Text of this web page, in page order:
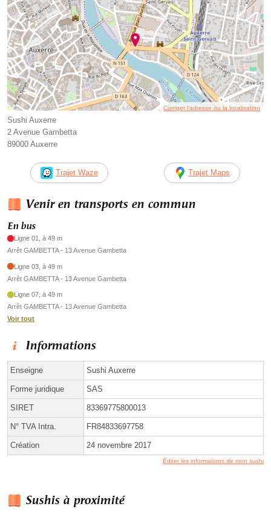
Corriger l’adresse ou la localisation
Sushi Auxerre
2 Avenue Gambetta
89000 Auxerre
Trajet Waze Trajet Maps
Venir en transports en commun
En bus
Ligne 01, à 49 m
Arrêt GAMBETTA - 13 Avenue Gambetta
Ligne 03, à 49 m
Arrêt GAMBETTA - 13 Avenue Gambetta
Ligne 07, à 49 m
Arrêt GAMBETTA - 13 Avenue Gambetta
Voir tout
Informations
Enseigne Sushi Auxerre
Forme juridique SAS
SIRET 83369775800013
N° TVA Intra. FR84833697758
Création 24 novembre 2017
Éditer les informations de mon sushi
Sushis à proximité